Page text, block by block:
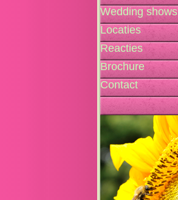
Wedding shows
Locaties
Reacties
Brochure
Contact